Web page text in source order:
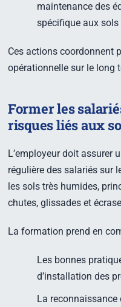
maintenance des
spécifique aux sols
Ces actions coordonnent
opérationnelle sur le long
Former les
risques liés aux
L’employeur doit assurer
régulière des salariés sur
les sols très humides,
chutes, glissades et
La formation prend en
Les bonnes
d’installation des
La reconnaissance